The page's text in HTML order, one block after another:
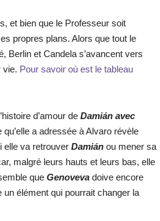
et bien que le Professeur soit
propres plans. Alors que tout le
Berlin et Candela s’avancent vers
vie. Pour savoir où est le tableau
d’amour de Damián avec
a adressée à Alvaro révèle
elle va retrouver Damián ou mener sa
malgré leurs hauts et leurs bas, elle
que Genoveva doive encore
un élément qui pourrait changer la